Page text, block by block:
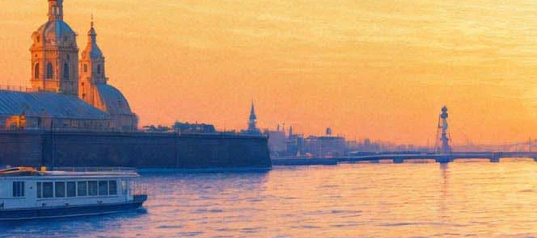
Дороги Гоголя. Полтава - Петербург